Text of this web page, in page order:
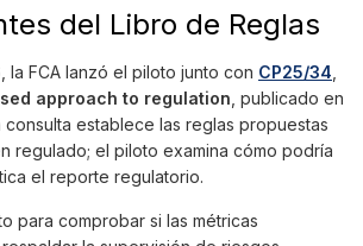
del Libro de Reglas
, la FCA lanzó el piloto junto con CP25/34
approach to regulation , publicado en
consulta establece las reglas propuestas
regulado; el piloto examina cómo podría
el reporte regulatorio.
para comprobar si las métricas